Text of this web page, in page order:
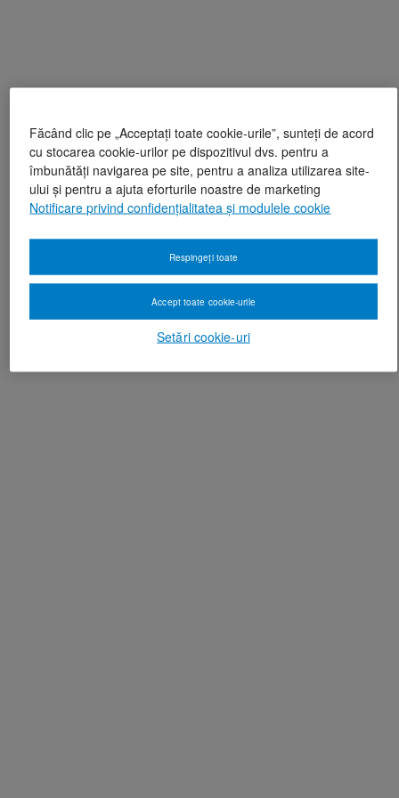
Făcând clic pe „Acceptați toate cookie-urile”, sunteți de acord
cu stocarea cookie-urilor pe dispozitivul dvs. pentru a
îmbunătăți navigarea pe site, pentru a analiza utilizarea site-
ului și pentru a ajuta eforturile noastre de marketing
Notificare privind confidențialitatea și modulele cookie
Setări cookie-uri
Respingeți toate
Accept toate cookie-urile